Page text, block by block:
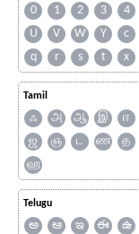
0 1 2 3 4
U
V W Y c
q
r s t x
Tamil
ஃ அ ஆ இ ஈ
ஜ
ஞ ட ண த
ஹ
Telugu
అ ఆ ఇ ఈ ఉ